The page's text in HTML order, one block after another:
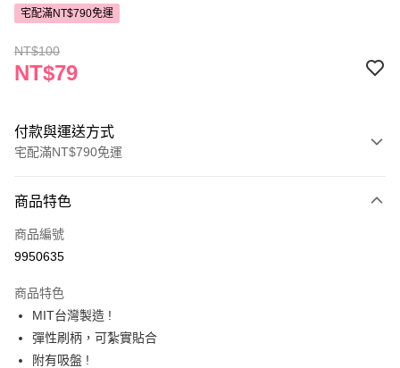
宅配滿NT$790免運
NT$100
NT$79
付款與運送方式
宅配滿NT$790免運
POYA支付
信用卡一次付款
Apple Pay
街口支付
商品特色
商品編號
9950635
商品特色
MIT台灣製造 !
彈性刷柄，可紮實貼合
附有吸盤 !